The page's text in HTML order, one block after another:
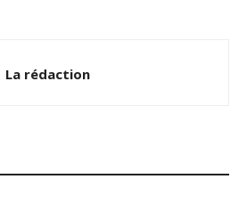
La rédaction